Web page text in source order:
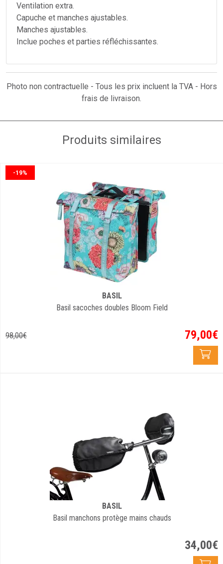
Ventilation extra.
Capuche et manches ajustables.
Manches ajustables.
Inclue poches et parties réfléchissantes.
Photo non contractuelle - Tous les prix incluent la TVA - Hors
frais de livraison.
Produits similaires
-19%
BASIL
Basil sacoches doubles Bloom Field
98,00€ 79,00€
BASIL
Basil manchons protège mains chauds
34,00€